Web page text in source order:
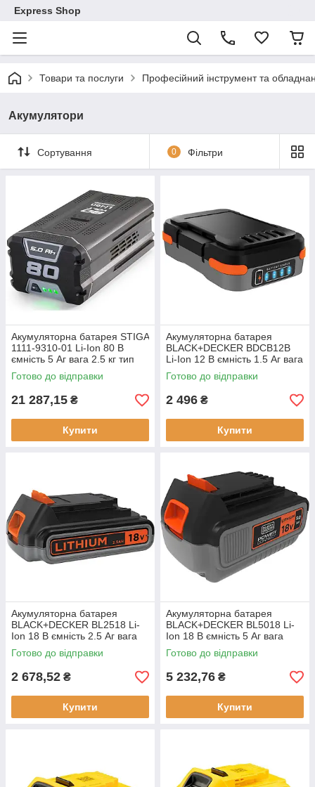
Express Shop
Товари та послуги Професійний інструмент та
Акумулятори
Сортування 0 Фільтри
Акумуляторна батарея STIGA
1111-9310-01 Li-Ion 80 В
ємність 5 Аг вага 2.5 кг тип
акумулятора Li-Ion
Готово до відправки
21 287,15 ₴
Купити
Акумуляторна батарея
BLACK+DECKER BDCB12B
Li-Ion 12 В ємність 1.5 Aг вага
0.31 кг зарядний ток 2.4 A
Готово до відправки
2 496 ₴
Купити
Акумуляторна батарея
BLACK+DECKER BL2518 Li-
Ion 18 В ємність 2.5 Aг вага
0.42 кг тип Li-Ion
Готово до відправки
2 678,52 ₴
Купити
Акумуляторна батарея
BLACK+DECKER BL5018 Li-
Ion 18 В ємність 5 Aг вага
0.72 кг легкая и долговечная
Готово до відправки
5 232,76 ₴
Купити